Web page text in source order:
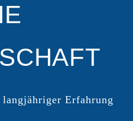
Erfahrung